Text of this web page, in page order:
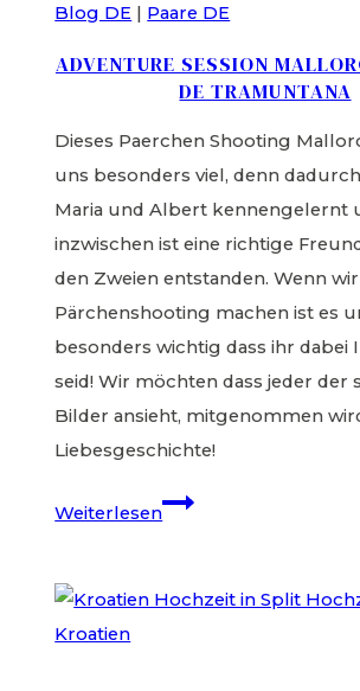
Blog DE | Paare DE
ADVENTURE SESSION
DE TRAMUNTANA
Dieses Paerchen Shooting
uns besonders viel, denn
Maria und Albert kennengelernt
inzwischen ist eine richtige
den Zweien entstanden. Wenn
Pärchenshooting machen ist es
besonders wichtig dass ihr dabei
seid! Wir möchten dass jeder der
Bilder ansieht, mitgenommen
Liebesgeschichte!
Weiterlesen
Adventure
–